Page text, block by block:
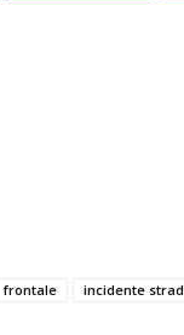
frontale incidente